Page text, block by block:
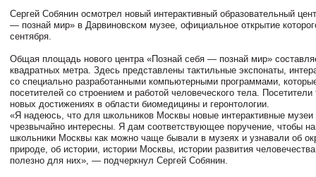
Сергей Собянин осмотрел новый интерактивный образовательный
— познай мир» в Дарвиновском музее, официальное открытие
сентября.
Общая площадь нового центра «Познай себя — познай мир»
квадратных метра. Здесь представлены тактильные экспонаты,
со специально разработанными компьютерными программами,
посетителей со строением и работой человеческого тела.
новых достижениях в области биомедицины и геронтологии.
«Я надеюсь, что для школьников Москвы новые интерактивные музеи
чрезвычайно интересны. Я дам соответствующее поручение, чтобы
школьники Москвы как можно чаще бывали в музеях и узнавали об
природе, об истории, истории Москвы, истории развития
полезно для них», — подчеркнул Сергей Собянин.